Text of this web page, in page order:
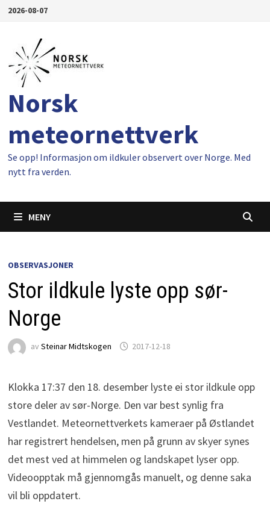
Gå2026-08-07
Norsk
meteornettverk
Se opp! Informasjon om ildkuler observert over Norge. Med
nytt fra verden.
MENY
OBSERVASJONER
Stor ildkule lyste opp sør-
Norge
av Steinar Midtskogen 2017-12-18
Klokka 17:37 den 18. desember lyste ei stor ildkule opp
store deler av sør-Norge. Den var best synlig fra
Vestlandet. Meteornettverkets kameraer på Østlandet
har registrert hendelsen, men på grunn av skyer synes
det mest ved at himmelen og landskapet lyser opp.
Videoopptak må gjennomgås manuelt, og denne saka
vil bli oppdatert.